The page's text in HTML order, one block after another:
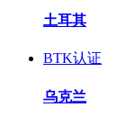
土耳其
BTK认证
乌克兰